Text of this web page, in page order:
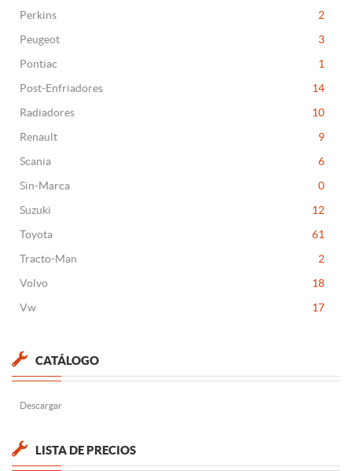
Perkins
2
Peugeot
3
Pontiac
1
Post-Enfriadores
14
Radiadores
10
Renault
9
Scania
6
Sin-Marca
0
Suzuki
12
Toyota
61
Tracto-Man
2
Volvo
18
Vw
17
CATÁLOGO
Descargar
LISTA DE PRECIOS